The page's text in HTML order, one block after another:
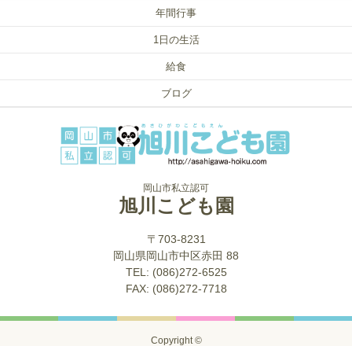
年間行事
1日の生活
給食
ブログ
岡山市私立認可
旭川こども園
〒703-8231
岡山県岡山市中区赤田 88
TEL: (086)272-6525
FAX: (086)272-7718
Copyright ©